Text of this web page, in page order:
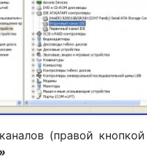
(правой